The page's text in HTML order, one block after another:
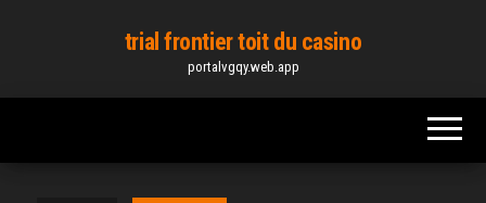
content
trial frontier toit du casino
portalvgqy.web.app